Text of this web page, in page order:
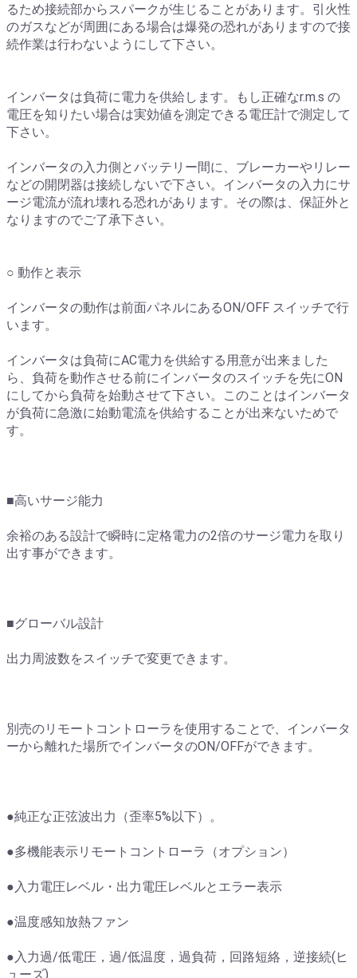
るため接続部からスパークが生じることがあります。引火性
のガスなどが周囲にある場合は爆発の恐れがありますので接
続作業は行わないようにして下さい。
インバータは負荷に電力を供給します。もし正確なr.m.s の
電圧を知りたい場合は実効値を測定できる電圧計で測定して
下さい。
インバータの入力側とバッテリー間に、ブレーカーやリレー
などの開閉器は接続しないで下さい。インバータの入力にサ
ージ電流が流れ壊れる恐れがあります。その際は、保証外と
なりますのでご了承下さい。
○ 動作と表示
インバータの動作は前面パネルにあるON/OFF スイッチで行
います。
インバータは負荷にAC電力を供給する用意が出来ました
ら、負荷を動作させる前にインバータのスイッチを先にON
にしてから負荷を始動させて下さい。このことはインバータ
が負荷に急激に始動電流を供給することが出来ないためで
す。
■高いサージ能力
余裕のある設計で瞬時に定格電力の2倍のサージ電力を取り
出す事ができます。
■グローバル設計
出力周波数をスイッチで変更できます。
別売のリモートコントローラを使用することで、インバータ
ーから離れた場所でインバータのON/OFFができます。
●純正な正弦波出力（歪率5%以下）。
●多機能表示リモートコントローラ（オプション）
●入力電圧レベル・出力電圧レベルとエラー表示
●温度感知放熱ファン
●入力過/低電圧，過/低温度，過負荷，回路短絡，逆接続(ヒ
ューズ)